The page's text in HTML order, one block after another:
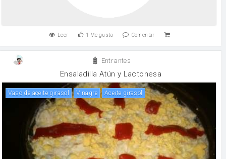
Leer 1 Me gusta Comentar
Entrantes
Ensaladilla Atún y Lactonesa
Vaso de aceite girasol vinagre Aceite girasol